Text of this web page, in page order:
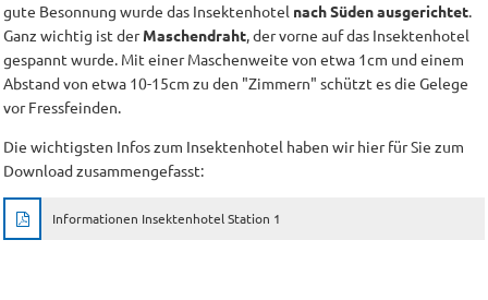
gute Besonnung wurde das Insektenhotel nach Süden ausgerichtet.
Ganz wichtig ist derMaschendraht, der vorne auf das Insektenhotel
gespannt wurde. Mit einer Maschenweite von etwa 1cm und einem
Abstand von etwa 10-15cm zu den "Zimmern" schützt es die Gelege
vor Fressfeinden.
Die wichtigsten Infos zum Insektenhotel haben wir hier für Sie zum
Download zusammengefasst:
Informationen Insektenhotel Station 1